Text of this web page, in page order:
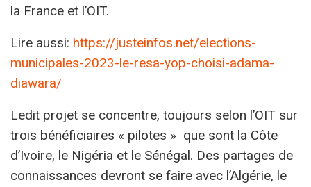
la France et l’OIT.
Lire aussi: https://justeinfos.net/elections-
municipales-2023-le-resa-yop-choisi-adama-
diawara/
Ledit projet se concentre, toujours selon l’OIT sur
trois bénéficiaires « pilotes » que sont la Côte
d’Ivoire, le Nigéria et le Sénégal. Des partages de
connaissances devront se faire avec l’Algérie, le